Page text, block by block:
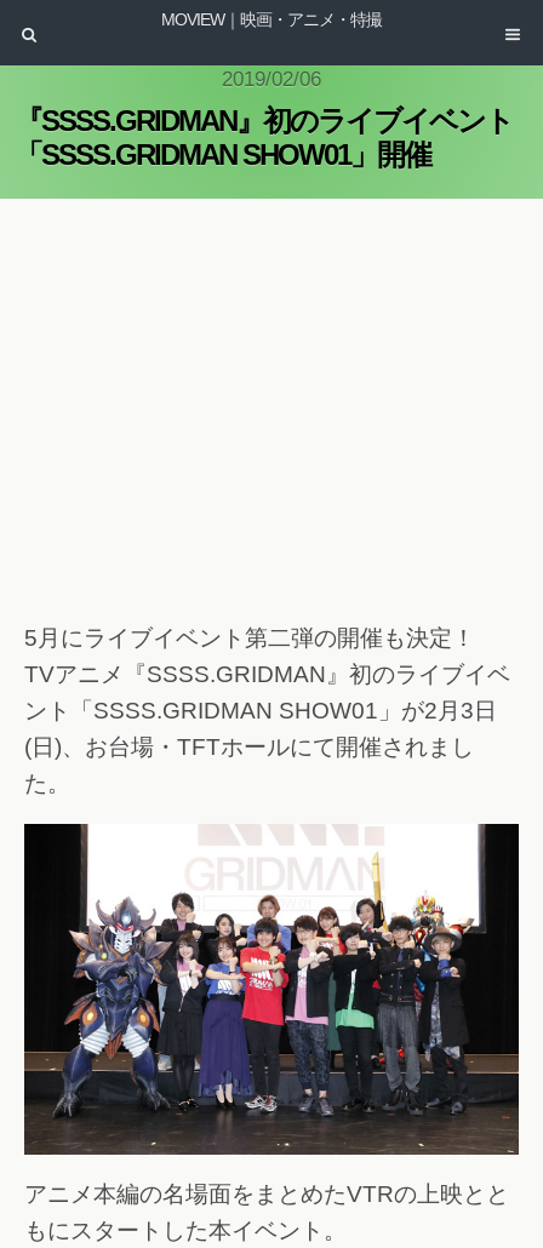
MOVIEW｜映画・アニメ・特撮
2019/02/06
『SSSS.GRIDMAN』初のライブイベント
「SSSS.GRIDMAN SHOW01」開催
5月にライブイベント第二弾の開催も決定！
TVアニメ『SSSS.GRIDMAN』初のライブイベ
ント「SSSS.GRIDMAN SHOW01」が2月3日
(日)、お台場・TFTホールにて開催されまし
た。
アニメ本編の名場面をまとめたVTRの上映とと
もにスタートした本イベント。